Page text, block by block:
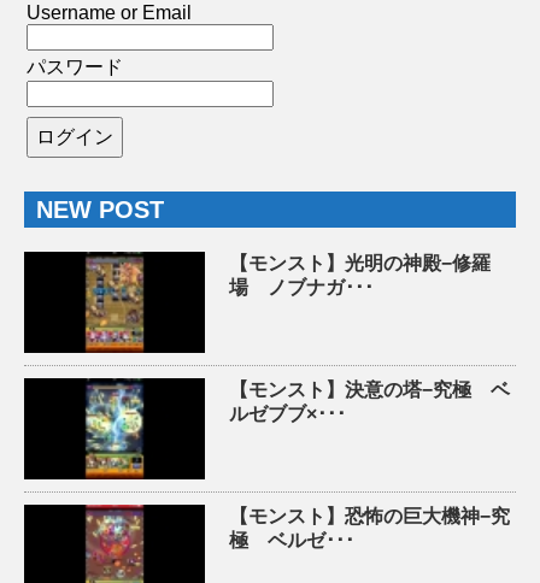
Username or Email
パスワード
NEW POST
【モンスト】光明の神殿−修羅
場 ノブナガ･･･
【モンスト】決意の塔−究極 ベ
ルゼブブ×･･･
【モンスト】恐怖の巨大機神−究
極 ベルゼ･･･